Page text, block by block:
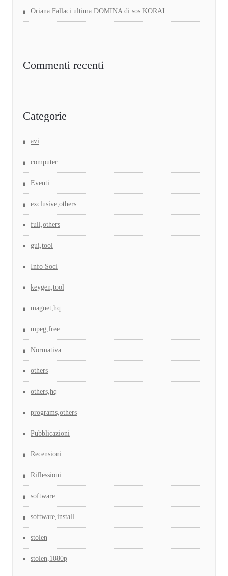
Oriana Fallaci ultima DOMINA di sos KORAI
Commenti recenti
Categorie
avi
computer
Eventi
exclusive,others
full,others
gui,tool
Info Soci
keygen,tool
magnet,hq
mpeg,free
Normativa
others
others,hq
programs,others
Pubblicazioni
Recensioni
Riflessioni
software
software,install
stolen
stolen,1080p